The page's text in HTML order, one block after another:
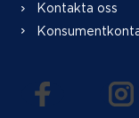
Kontakta oss
(öppnas i en